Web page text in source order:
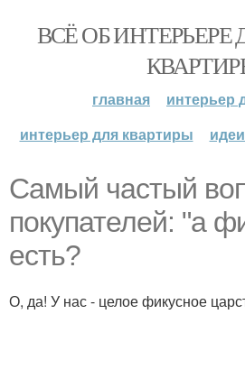
ВСЁ ОБ
главная
интерьер
интерьер для квартиры
Самый частый
покупателей: "а
есть?
О, да! У нас - целое фикусное